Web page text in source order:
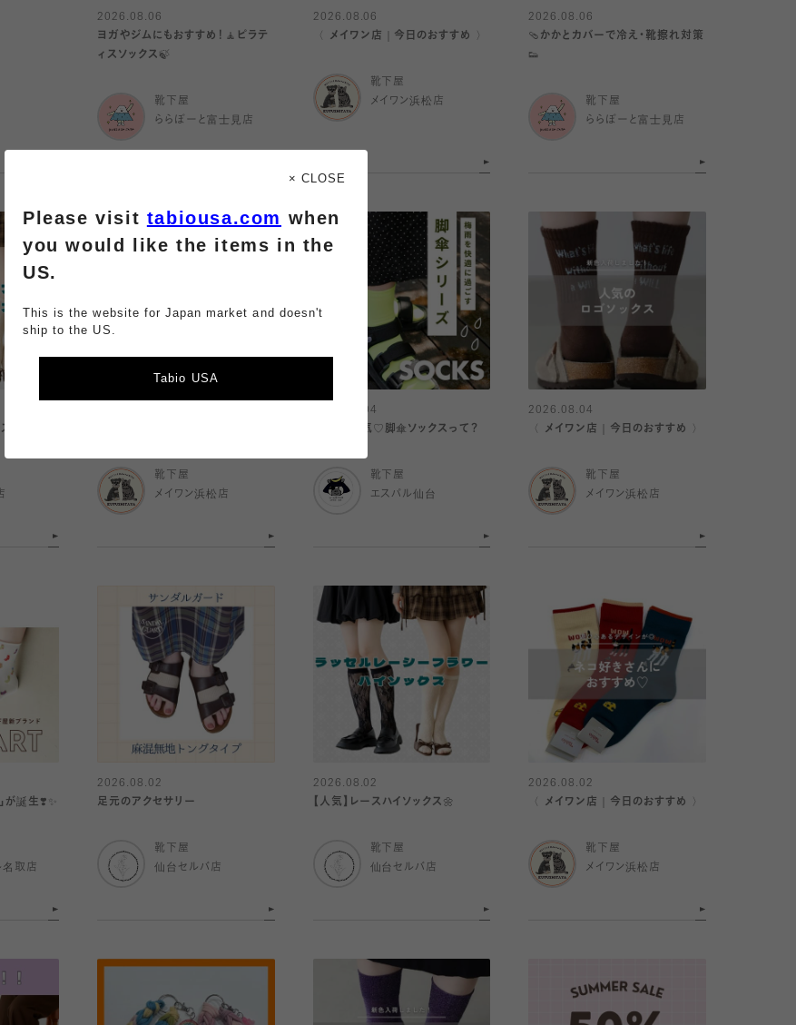
2026.08.06
ヨガやジムにもおすすめ！🧘ピラテ
ィスソックス🍃
靴下屋
ららぽーと富士見店
2026.08.06
〈 メイワン店｜今日のおすすめ 〉
靴下屋
メイワン浜松店
2026.08.06
🩴かかとカバーで冷え・靴擦れ対策
👟
靴下屋
ららぽーと富士見店
🌼
靴下屋
メイワン浜松店
2026.08.04
SNSで人気♡脚傘ソックスって？
靴下屋
エスパル仙台
2026.08.04
〈 メイワン店｜今日のおすすめ 〉
靴下屋
メイワン浜松店
が誕生❣️✨
名取店
2026.08.02
足元のアクセサリー
靴下屋
仙台セルバ店
2026.08.02
【人気】レースハイソックス🌼
靴下屋
仙台セルバ店
2026.08.02
〈 メイワン店｜今日のおすすめ 〉
靴下屋
メイワン浜松店
× CLOSE
Please visit tabiousa.com when
you would like the items in the
US.
This is the website for Japan market and doesn't
ship to the US.
Tabio USA